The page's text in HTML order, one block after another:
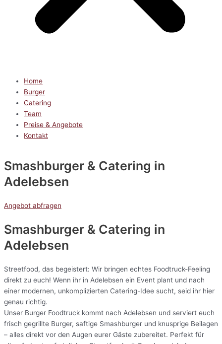
Home
Burger
Catering
Team
Preise & Angebote
Kontakt
Smashburger & Catering in
Adelebsen
Angebot abfragen
Smashburger & Catering in
Adelebsen
Streetfood, das begeistert: Wir bringen echtes Foodtruck-Feeling
direkt zu euch! Wenn ihr in Adelebsen ein Event plant und nach
einer modernen, unkomplizierten Catering-Idee sucht, seid ihr hier
genau richtig.
Unser Burger Foodtruck kommt nach Adelebsen und serviert euch
frisch gegrillte Burger, saftige Smashburger und knusprige Beilagen
– alles direkt vor den Augen eurer Gäste zubereitet. Perfekt für